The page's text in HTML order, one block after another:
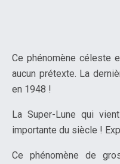
Ce phénomène céleste
aucun prétexte. La
en 1948 !
La Super-Lune qui
importante du siècle !
Ce phénomène de